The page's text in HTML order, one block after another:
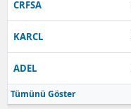
CRFSA
KARCL
ADEL
Tümünü Göster